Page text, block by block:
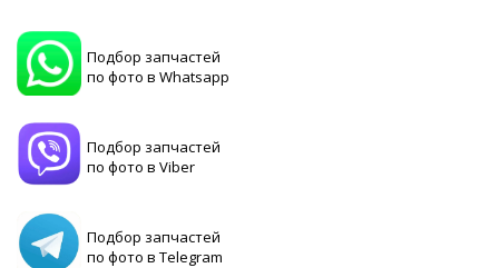
Подбор запчастей
по фото в Whatsapp
Подбор запчастей
по фото в Viber
Подбор запчастей
по фото в Telegram